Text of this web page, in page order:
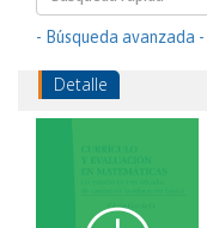
- Búsqueda avanzada -
Detalle